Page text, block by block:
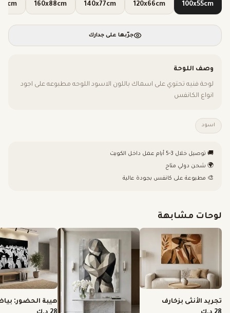
100x55cm
120x66cm
140x77cm
160x88cm
جرّبها على جدارك
وصف اللوحة
لوحة فنيه تحتوي على اسماك باللون الاسود اللوحه مطبوعه على اجود
انواع الكانفس
اسود
🚚 توصيل خلال 3-5 أيام عمل داخل الكويت
🌍 شحن دولي متاح
🎨 مطبوعة على كانفس بجودة عالية
لوحات مشابهة
تجريد الأنثى بزخارف
خشبية دافئة
هيبة الحضور:
الغترة الأصيلة